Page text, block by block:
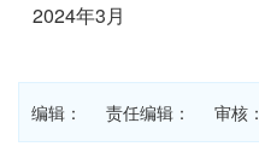
2024年3月
编辑： 责任编辑： 审核：